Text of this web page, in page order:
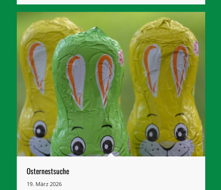
Osternestsuche
19. März 2026